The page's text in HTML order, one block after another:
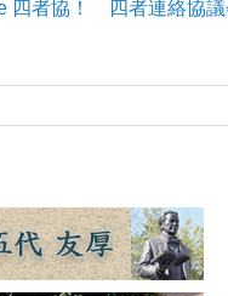
四者協！ 四者連絡協議